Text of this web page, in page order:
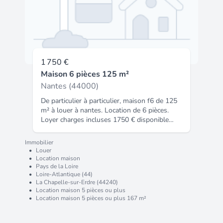
installer ! Coté « extérieur et annexes » : un
jardin avec une terrasse, un garage attenant
pouvant aisément accueillir un véhicule et /
ou un espace de rangement supplémentaire
et stationnements aériens devant la maison.
Les « plus » qui font la différence : logement
neuf, économie d'énergie grâce au plancher
chauffant, emplacement idéal en coeur de
bourg, etc. Modalités : disponible à compter
du 26 / 08 / 2026. Bail meublé : meubles mis
à disposition et montage sur demande.
Loyer mensuel de 1 600 . Honoraires à
charge locataire de 1 019,28  TTC dont état
1 750 €
Maison 6 pièces 125 m²
Nantes (44000)
De particulier à particulier, maison f6 de 125
m² à louer à nantes. Location de 6 pièces.
Loyer charges incluses 1750 € disponible
Code insee : 44109.
Immobilier
• Louer
• Location maison
• Pays de la Loire
• Loire-Atlantique (44)
• La Chapelle-sur-Erdre (44240)
• Location maison 5 pièces ou plus
• Location maison 5 pièces ou plus 167 m²